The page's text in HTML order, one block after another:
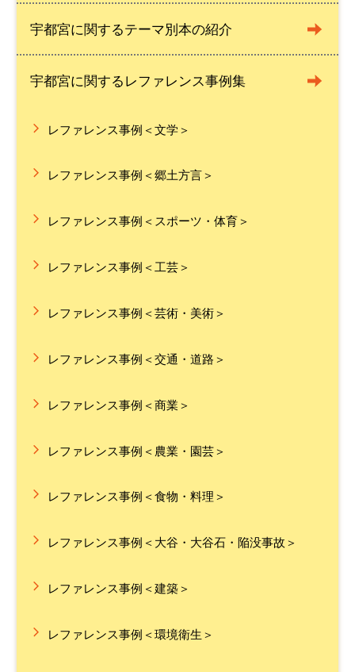
宇都宮に関するテーマ別本の紹介
宇都宮に関するレファレンス事例集
レファレンス事例＜文学＞
レファレンス事例＜郷土方言＞
レファレンス事例＜スポーツ・体育＞
レファレンス事例＜工芸＞
レファレンス事例＜芸術・美術＞
レファレンス事例＜交通・道路＞
レファレンス事例＜商業＞
レファレンス事例＜農業・園芸＞
レファレンス事例＜食物・料理＞
レファレンス事例＜大谷・大谷石・陥没事故＞
レファレンス事例＜建築＞
レファレンス事例＜環境衛生＞